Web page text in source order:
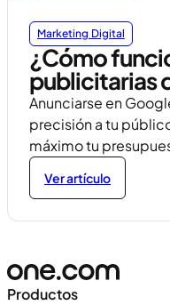
Marketing Digital
¿Cómo
publicitarias
Anunciarse en
precisión a tu
máximo tu
Ver artículo
Productos